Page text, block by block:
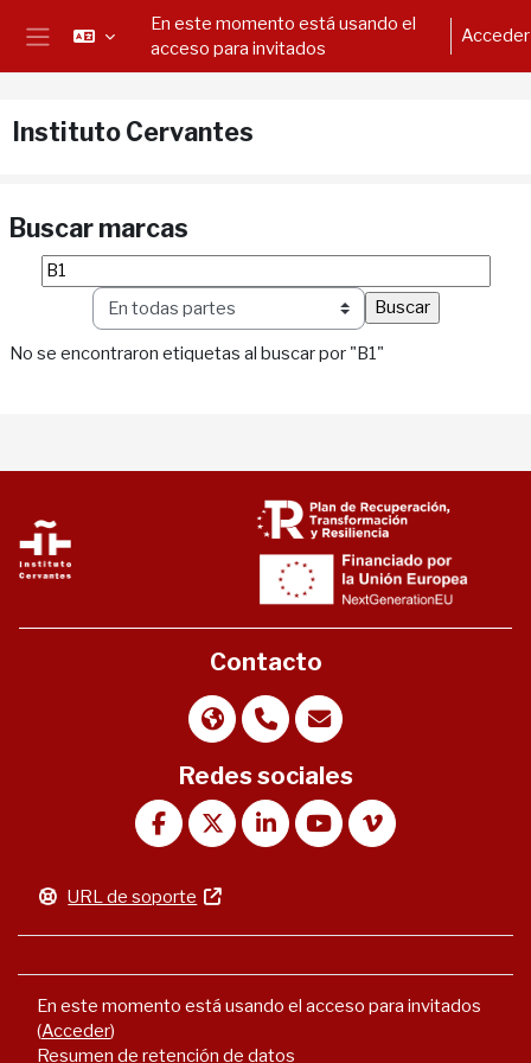
Panel lateral
En este momento está usando el
acceso para invitados
Acceder
Instituto Cervantes
Buscar marcas
Buscar marcas
No se encontraron etiquetas al buscar por "B1"
Contacto
Redes sociales
URL de soporte
En este momento está usando el acceso para invitados
(Acceder)
Resumen de retención de datos